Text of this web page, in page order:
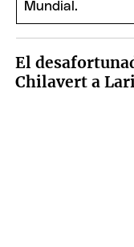
El
Chilavert a